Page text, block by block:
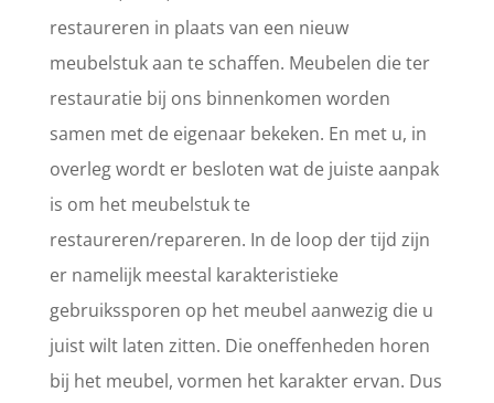
restaureren in plaats van een nieuw
meubelstuk aan te schaffen. Meubelen die ter
restauratie bij ons binnenkomen worden
samen met de eigenaar bekeken. En met u, in
overleg wordt er besloten wat de juiste aanpak
is om het meubelstuk te
restaureren/repareren. In de loop der tijd zijn
er namelijk meestal karakteristieke
gebruikssporen op het meubel aanwezig die u
juist wilt laten zitten. Die oneffenheden horen
bij het meubel, vormen het karakter ervan. Dus